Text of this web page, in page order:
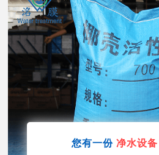
您有一份 净水设备